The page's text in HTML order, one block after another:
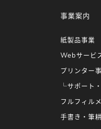
事業案内
紙製品事業
Webサービ
プリンター
└サポート
フルフィル
手書き・筆